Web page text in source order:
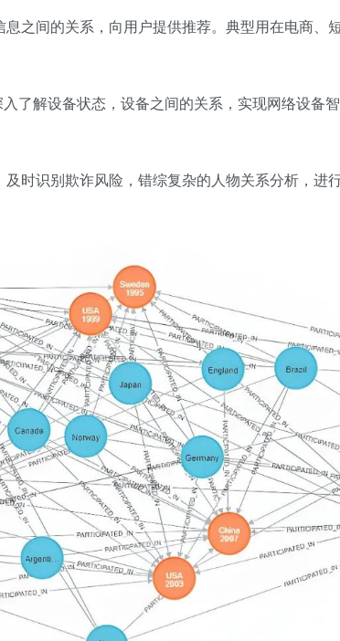
之间的关系，向用户提供推荐。典型用在电商、
了解设备状态，设备之间的关系，实现网络设备智
时识别欺诈风险，错综复杂的人物关系分析，进